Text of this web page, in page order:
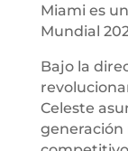
Miami es
Mundial
Bajo la
Celeste
generación